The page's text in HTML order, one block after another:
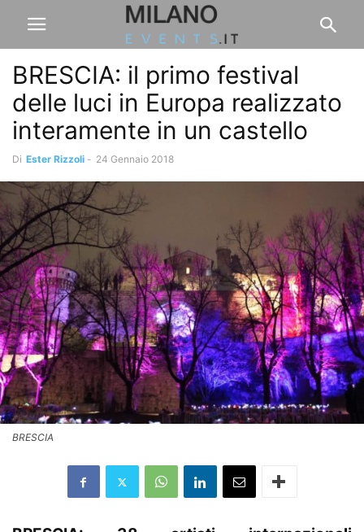
BRESCIA: il primo festival
delle luci in Europa realizzato
interamente in un castello
Di Ester Rizzoli - 24 Gennaio 2018
BRESCIA